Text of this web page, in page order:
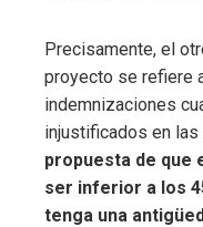
Precisamente, el
proyecto se refiere
indemnizaciones
injustificados en
propuesta de que
ser inferior a los
tenga una